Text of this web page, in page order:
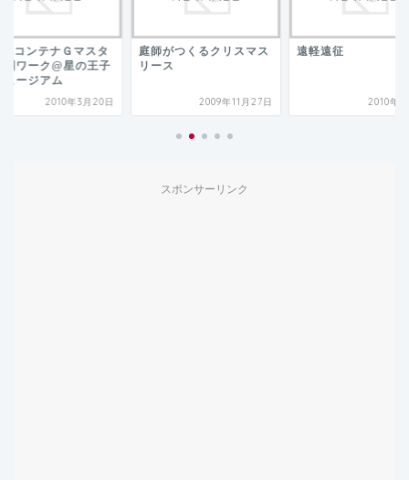
コンテナＧマスタ
開ワーク@星の王子
ュージアム
2010年3月20日
庭師がつくるクリスマス
リース
2009年11月27日
遠軽遠征
2010年4
スポンサーリンク